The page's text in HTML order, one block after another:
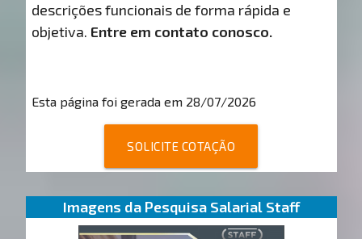
descrições funcionais de forma rápida e
objetiva. Entre em contato conosco.
Esta página foi gerada em 28/07/2026
SOLICITE COTAÇÃO
Imagens da Pesquisa Salarial Staff